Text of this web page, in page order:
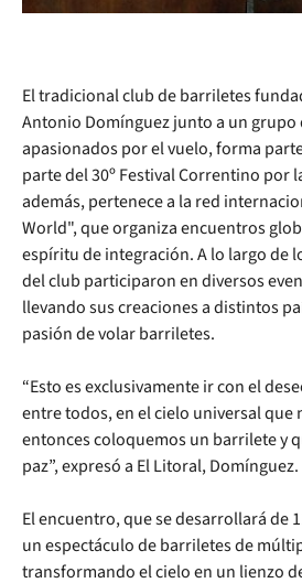
El tradicional club de barriletes
Antonio Domínguez junto a un grupo
apasionados por el vuelo, forma
parte del 30º Festival Correntino por
además, pertenece a la red
World", que organiza encuentros
espíritu de integración. A lo largo de
del club participaron en diversos
llevando sus creaciones a distintos
pasión de volar barriletes.
“Esto es exclusivamente ir con el
entre todos, en el cielo universal que
entonces coloquemos un barrilete y
paz”, expresó a El Litoral, Domínguez.
El encuentro, que se desarrollará de
un espectáculo de barriletes de
transformando el cielo en un lienzo